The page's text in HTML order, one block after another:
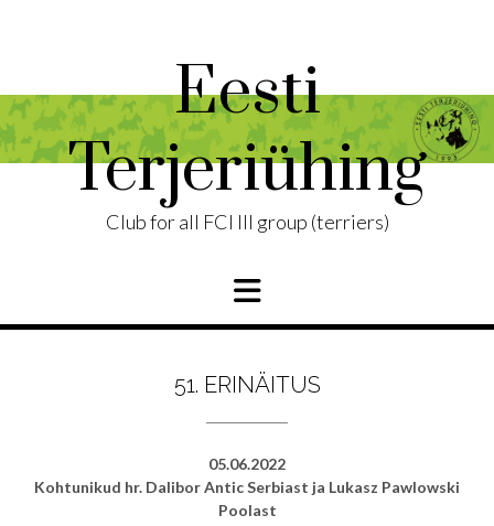
Eesti
Terjeriühing
Club for all FCI III group (terriers)
51. ERINÄITUS
05.06.2022
Kohtunikud hr. Dalibor Antic Serbiast ja Lukasz Pawlowski
Poolast